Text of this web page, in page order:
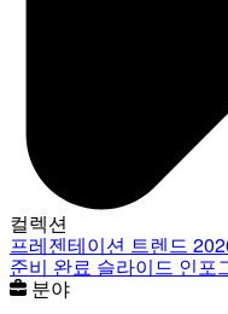
컬렉션
프레젠테이션 트렌드
준비 완료 슬라이드 인포
분야